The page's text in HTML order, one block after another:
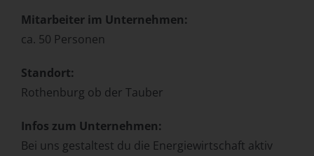
Mitarbeiter im Unternehmen:
ca. 50 Personen
Standort:
Rothenburg ob der Tauber
Infos zum Unternehmen:
Bei uns gestaltest du die Energiewirtschaft aktiv